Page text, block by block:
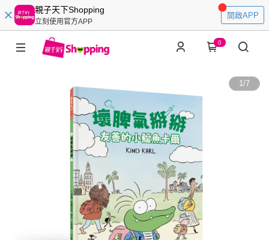
親子天下Shopping
立刻使用官方APP
開啟APP
0
1/7